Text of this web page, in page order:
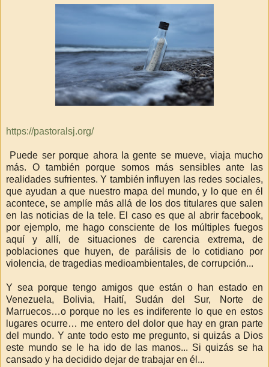
https://pastoralsj.org/
Puede ser porque ahora la gente se mueve, viaja mucho
más. O también porque somos más sensibles ante las
realidades sufrientes. Y también influyen las redes sociales,
que ayudan a que nuestro mapa del mundo, y lo que en él
acontece, se amplíe más allá de los dos titulares que salen
en las noticias de la tele. El caso es queal abrir facebook,
por ejemplo, me hago consciente de los múltiples fuegos
aquí y allí, de situaciones de carencia extrema,
de
poblaciones que huyen, de parálisis de lo cotidiano por
violencia, de tragedias medioambientales, de corrupción...
Y sea porque tengo amigos que están o han estado en
Venezuela, Bolivia, Haití, Sudán del Sur, Norte de
Marruecos…o porque no les es indiferente lo que en estos
lugares ocurre… me entero del dolor que hay en gran parte
del mundo. Y ante todo esto me pregunto, si quizás a Dios
este mundo se le ha ido de las manos... Si quizás se ha
cansado y ha decidido dejar de trabajar en él...